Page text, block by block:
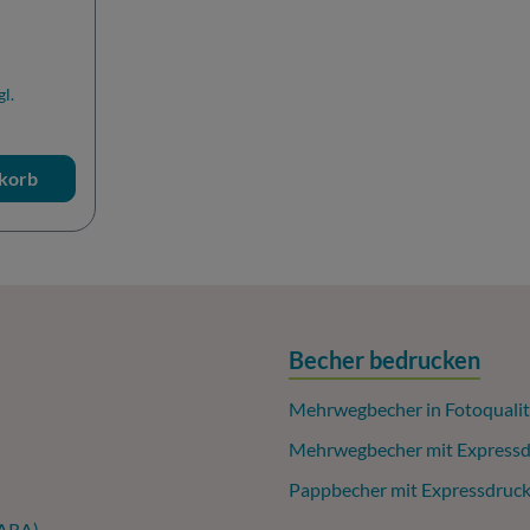
Becher bedrucken
Mehrwegbecher in
Mehrwegbecher mit
Pappbecher mit Expressdruck